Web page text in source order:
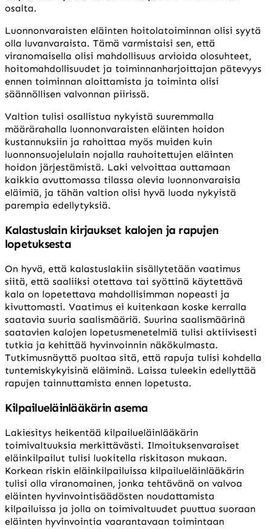
osalta.
Luonnonvaraisten eläinten hoitolatoiminnan olisi syytä
olla luvanvaraista. Tämä varmistaisi sen, että
viranomaisella olisi mahdollisuus arvioida olosuhteet,
hoitomahdollisuudet ja toiminnanharjoittajan pätevyys
ennen toiminnan aloittamista ja toiminta olisi
säännöllisen valvonnan piirissä.
Valtion tulisi osallistua nykyistä suuremmalla
määrärahalla luonnonvaraisten eläinten hoidon
kustannuksiin ja rahoittaa myös muiden kuin
luonnonsuojelulain nojalla rauhoitettujen eläinten
hoidon järjestämistä. Laki velvoittaa auttamaan
kaikkia avuttomassa tilassa olevia luonnonvaraisia
eläimiä, ja tähän valtion olisi hyvä luoda nykyistä
parempia edellytyksiä.
Kalastuslain kirjaukset kalojen ja rapujen
lopetuksesta
On hyvä, että kalastuslakiin sisällytetään vaatimus
siitä, että saaliiksi otettava tai syöttinä käytettävä
kala on lopetettava mahdollisimman nopeasti ja
kivuttomasti. Vaatimus ei kuitenkaan koske kerralla
saatavia suuria saalismääriä. Suurina saalismäärinä
saatavien kalojen lopetusmenetelmiä tulisi aktiivisesti
tutkia ja kehittää hyvinvoinnin näkökulmasta.
Tutkimusnäyttö puoltaa sitä, että rapuja tulisi kohdella
tuntemiskykyisinä eläiminä. Laissa tuleekin edellyttää
rapujen tainnuttamista ennen lopetusta.
Kilpailueläinlääkärin asema
Lakiesitys heikentää kilpailueläinlääkärin
toimivaltuuksia merkittävästi. Ilmoituksenvaraiset
eläinkilpailut tulisi luokitella riskitason mukaan.
Korkean riskin eläinkilpailuissa kilpailueläinlääkärin
tulisi olla viranomainen, jonka tehtävänä on valvoa
eläinten hyvinvointisäädösten noudattamista
kilpailuissa ja jolla on toimivaltuudet puuttua suoraan
eläinten hyvinvointia vaarantavaan toimintaan